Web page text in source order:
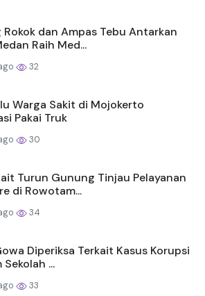
dan Ampas Tebu Antarkan
Raih Med...
32
Warga Sakit di Mojokerto
Pakai Truk
30
Turun Gunung Tinjau Pelayanan
di Rowotam...
34
Diperiksa Terkait Kasus Korupsi
Sekolah ...
33